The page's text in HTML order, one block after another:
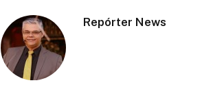
Repórter News